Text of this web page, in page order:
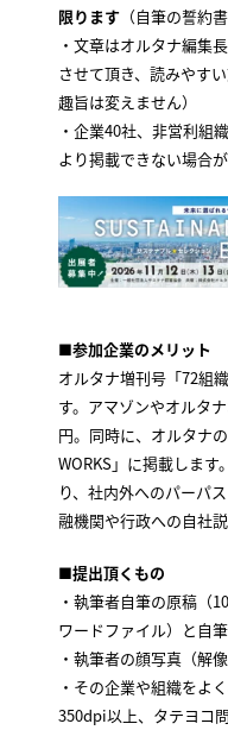
限ります（自筆の誓約書
・文章はオルタナ編集
させて頂き、読みやす
趣旨は変えません）
・企業40社、非営利組
より掲載できない場合が
■参加企業のメリット
オルタナ増刊号「72組
す。アマゾンやオルタ
円。同時に、オルタナ
WORKS」に掲載しま
り、社内外へのパーパ
融機関や行政への自社
■提出頂くもの
・執筆者自筆の原稿（
ワードファイル）と自
・執筆者の顔写真（解
・その企業や組織をよ
350dpi以上、タテヨコ